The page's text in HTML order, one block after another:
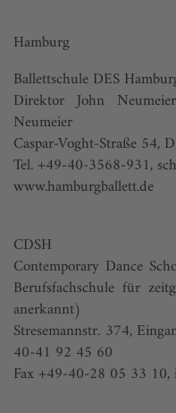
Hamburg
Ballettschule DES
Direktor John
Neumeier
Caspar-Voght-Straße 54,
Tel. +49-40-3568-931,
www.hamburgballett.de
CDSH
Contemporary Dance
Berufsfachschule für
anerkannt)
Stresemannstr. 374,
40-41 92 45 60
Fax +49-40-28 05 33 10,